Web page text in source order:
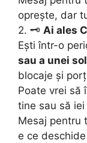
oprește, dar
2. 🗝 Ai ales
Ești într-o
sau a unei
blocaje și
Poate vrei să
tine sau să
Mesaj pentru
e ce deschide